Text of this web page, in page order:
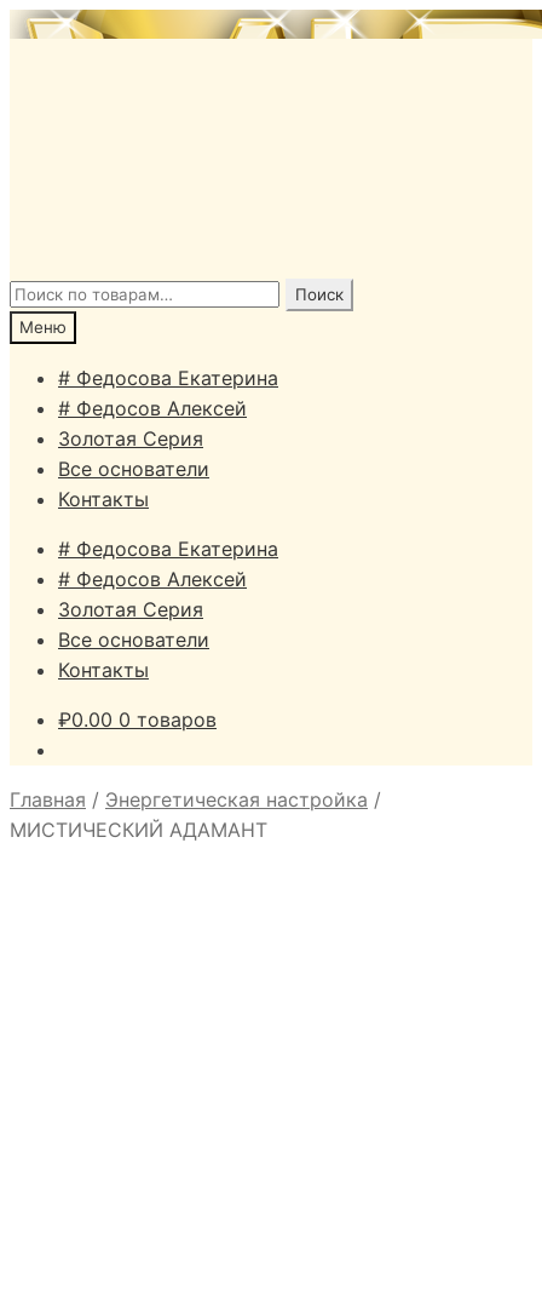
Перейти
Перейти
Искать:
Поиск
Меню
# Федосова Екатерина
# Федосов Алексей
Золотая Серия
Все основатели
Контакты
# Федосова Екатерина
# Федосов Алексей
Золотая Серия
Все основатели
Контакты
₽0.00 0 товаров
Главная / Энергетическая настройка /
МИСТИЧЕСКИЙ АДАМАНТ